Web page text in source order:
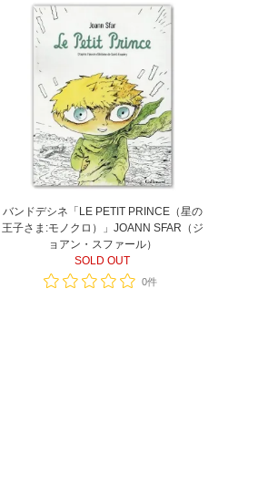
バンドデシネ「LE PETIT PRINCE（星の
王子さま:モノクロ）」JOANN SFAR（ジ
ョアン・スファール）
SOLD OUT
0件